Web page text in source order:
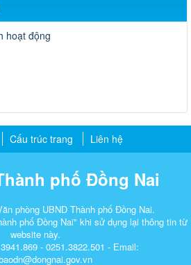
hoạt động
Cấu trúc trang Liên hệ
phố Đồng Nai
phòng UBND Thành phố Đồng Nai.
phố Đồng Nai" khi sử dụng lại thông tin từ
website này.
- 0251.3822.501 - Email: